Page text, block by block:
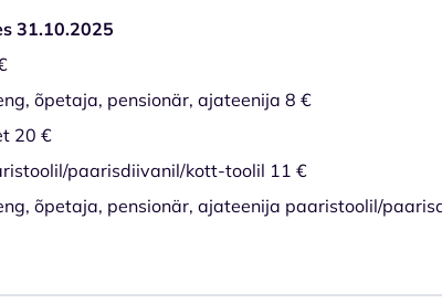
31.10.2025
õpetaja, pensionär, ajateenija 8 €
20 €
paarisdiivanil/kott-toolil 11 €
õpetaja, pensionär, ajateenija paaristoolil/